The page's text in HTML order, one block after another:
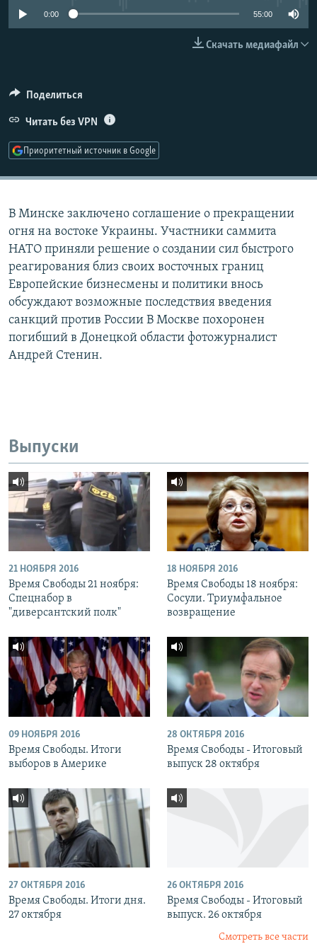
РАСПИСАНИЕ ВЕЩАНИЯ
0:00 55:00
Скачать медиафайл
Поделиться
Читать без VPN
Приоритетный источник в Google
В Минске заключено соглашение о прекращении
огня на востоке Украины. Участники саммита
НАТО приняли решение о создании сил быстрого
реагирования близ своих восточных границ
Европейские бизнесмены и политики внось
обсуждают возможные последствия введения
санкций против России В Москве похоронен
погибший в Донецкой области фотожурналист
Андрей Стенин.
Выпуски
21 НОЯБРЯ 2016
Время Свободы 21 ноября:
Спецнабор в
"диверсантский полк"
18 НОЯБРЯ 2016
Время Свободы 18 ноября:
Сосули. Триумфальное
возвращение
09 НОЯБРЯ 2016
Время Свободы. Итоги
выборов в Америке
28 ОКТЯБРЯ 2016
Время Свободы - Итоговый
выпуск 28 октября
27 ОКТЯБРЯ 2016
Время Свободы. Итоги дня.
27 октября
26 ОКТЯБРЯ 2016
Время Свободы - Итоговый
выпуск. 26 октября
Смотреть все части